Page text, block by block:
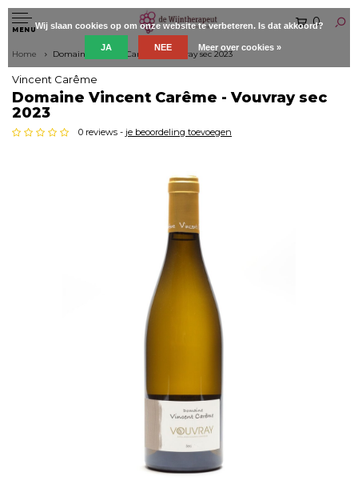
MENU
0
Home Domaine Vincent Carême - Vouvray sec 2023
Vincent Carême
Domaine Vincent Carême - Vouvray sec
2023
0 reviews - je beoordeling toevoegen
Wij slaan cookies op om onze website te verbeteren. Is dat akkoord?
JA NEE Meer over cookies »